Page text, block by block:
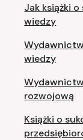
Jak książki
wiedzy
wiedzy
rozwojową
Książki o